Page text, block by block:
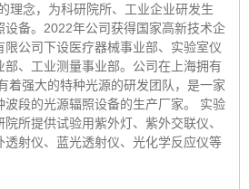
理念，为科研院所、工业企业研发生
设备。2022年公司获得国家高新技术企
限公司下设医疗器械事业部、实验室仪
、工业测量事业部。公司在上海拥有
着强大的特种光源的研发团队，是一家
波段的光源辐照设备的生产厂家。 实验
所提供试验用紫外灯、紫外交联仪、
射仪、蓝光透射仪、光化学反应仪等